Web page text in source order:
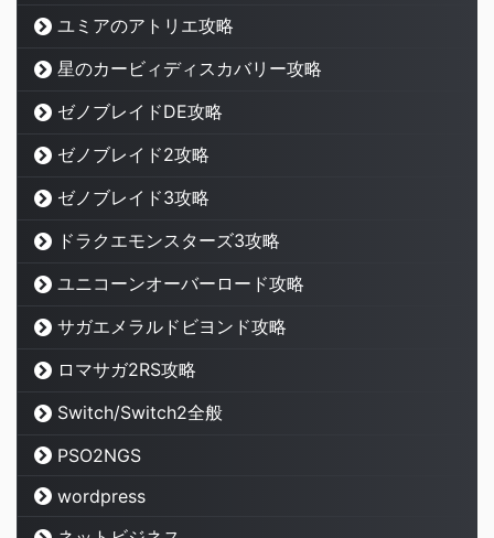
ユミアのアトリエ攻略
星のカービィディスカバリー攻略
ゼノブレイドDE攻略
ゼノブレイド2攻略
ゼノブレイド3攻略
ドラクエモンスターズ3攻略
ユニコーンオーバーロード攻略
サガエメラルドビヨンド攻略
ロマサガ2RS攻略
Switch/Switch2全般
PSO2NGS
wordpress